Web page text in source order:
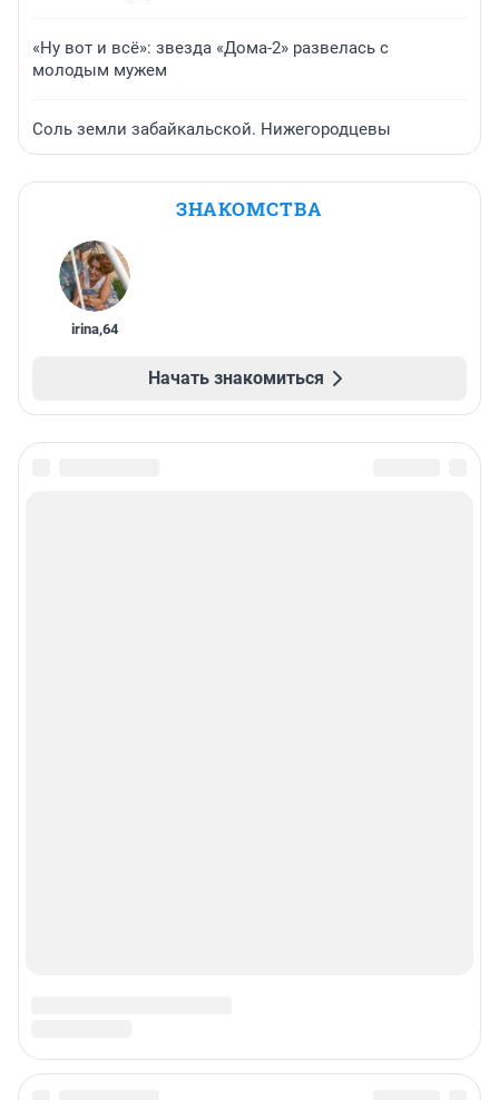
«Ну вот и всё»: звезда «Дома-2» развелась с
молодым мужем
Соль земли забайкальской. Нижегородцевы
ЗНАКОМСТВА
irina,64
Начать знакомиться